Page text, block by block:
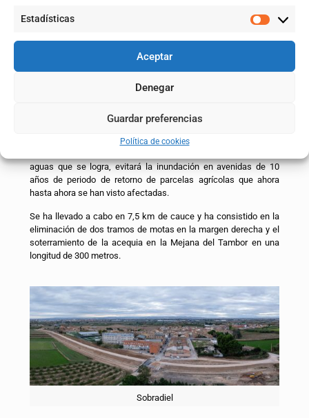
Estadísticas
Aceptar
Denegar
Guardar preferencias
Política de cookies
La actuación diseñada para el tramo Torres de Berrellén-
2.846.273 euros. El objetivo es incrementar el nivel de
protección evitando la inundación de los núcleos urbanos de
Torres de Berrellén y Sobradiel para avenidas con un periodo de
aguas que se logra, evitará la inundación en avenidas de 10
años de periodo de retorno de parcelas agrícolas que ahora
hasta ahora se han visto afectadas.
Se ha llevado a cabo en 7,5 km de cauce y ha consistido en la
eliminación de dos tramos de motas en la margen derecha y el
soterramiento de la acequia en la Mejana del Tambor en una
longitud de 300 metros.
Sobradiel